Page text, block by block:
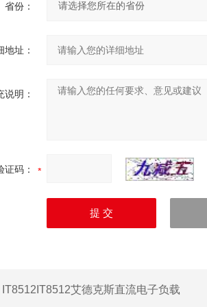
省份：
地址：
说明：
证码：
IT8512IT8512艾德克斯直流电子负载